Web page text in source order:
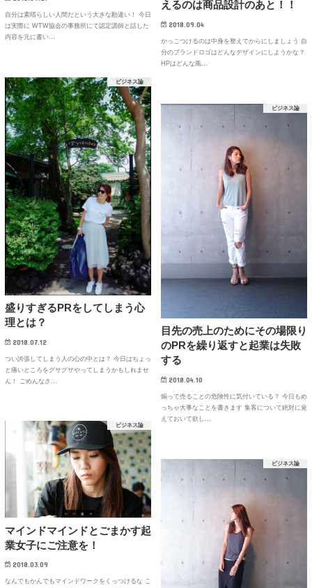
自分は素晴らしい人間だという大きな勘違い！ 今日
は実際に WTW協会の事務所にて認定講師と話した
内容を元に書い…
えるのは商品設計のあと！！
2018.09.04
かっこつけるのは中身を整えてからにしましょう 自
分のブランドロゴはどんなデザインにしようかな？
HPはどんな風…
ビジネス論
盛りすぎるPRをしてしまう心
理とは？
2018.07.12
つい誇張してしまう人の心の中とは？ 今日はちょっ
と痛いところをグサグサやってしまうかもしれませ
ん！ ごめんなさ…
ビジネス論
目先の売上のためにその場限り
のPRを繰り返すと起業は失敗
する
2018.04.10
煽って売ることの危険性に気付いている？ 今日もめ
っちゃ大事なことを書きます 集客について絶対に覚
えておいて欲し…
ビジネス論
マインドマインドとごまかす起
業女子にご注意を！
2018.03.09
なんでもかんでもマインドワークをくっつけるな こ
ビジネス論